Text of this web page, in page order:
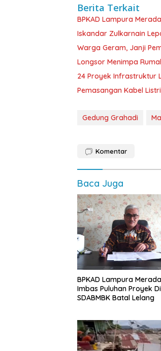
Berita Terkait
BPKAD Lampura
Iskandar Zulkarnain
Warga Geram, Janji
Longsor Menimpa
24 Proyek Infrastruktur
Pemasangan Kabel
Gedung Grahadi
Komentar
Baca Juga
BPKAD Lampura
Imbas Puluhan Proyek
SDABMBK Batal Lelang